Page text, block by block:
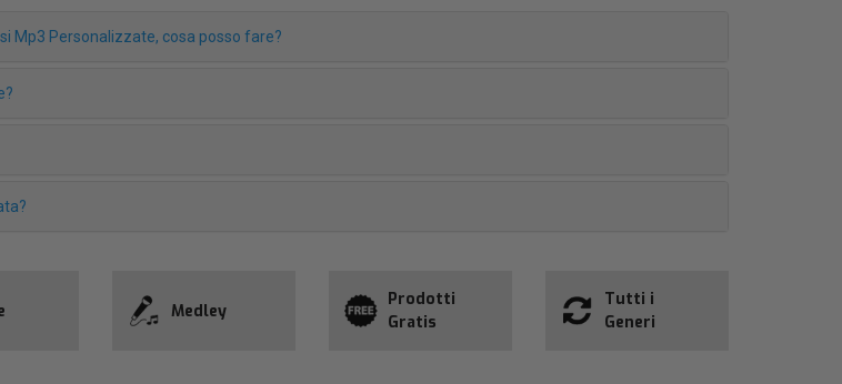
Mp3 Personalizzate, cosa posso fare?
Medley
Prodotti
Gratis
Tutti i
Generi